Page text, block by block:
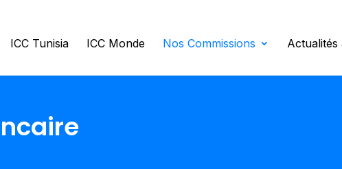
ICC Tunisia ICC Monde Nos Commissions Actualités